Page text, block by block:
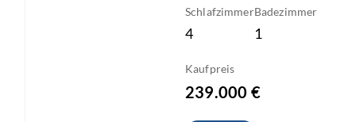
Schlafzimmer
4
Badezimmer
1
Kaufpreis
239.000 €